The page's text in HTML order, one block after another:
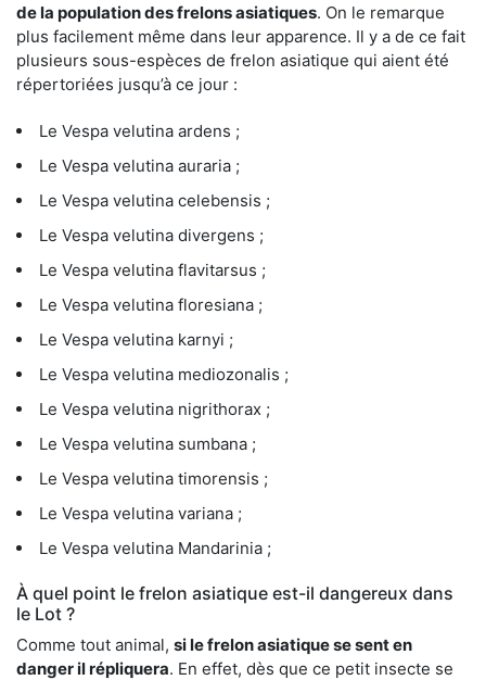
de la population des frelons asiatiques. On le remarque
plus facilement même dans leur apparence. Il y a de ce fait
plusieurs sous-espèces de frelon asiatique qui aient été
répertoriées jusqu’à ce jour :
Le Vespa velutina ardens ;
Le Vespa velutina auraria ;
Le Vespa velutina celebensis ;
Le Vespa velutina divergens ;
Le Vespa velutina flavitarsus ;
Le Vespa velutina floresiana ;
Le Vespa velutina karnyi ;
Le Vespa velutina mediozonalis ;
Le Vespa velutina nigrithorax ;
Le Vespa velutina sumbana ;
Le Vespa velutina timorensis ;
Le Vespa velutina variana ;
Le Vespa velutina Mandarinia ;
À quel point le frelon asiatique est-il dangereux dans
le Lot ?
Comme tout animal, si le frelon asiatique se sent en
danger il répliquera. En effet, dès que ce petit insecte se